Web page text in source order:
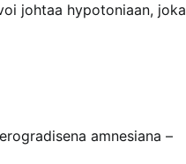
johtaa hypotoniaan,
amnesiana –